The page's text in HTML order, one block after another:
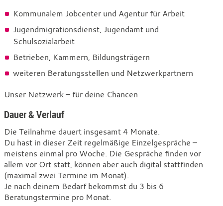
Kommunalem Jobcenter und Agentur für Arbeit
Jugendmigrationsdienst, Jugendamt und
Schulsozialarbeit
Betrieben, Kammern, Bildungsträgern
weiteren Beratungsstellen und Netzwerkpartnern
Unser Netzwerk – für deine Chancen
Dauer & Verlauf
Die Teilnahme dauert insgesamt 4 Monate.
Du hast in dieser Zeit regelmäßige Einzelgespräche –
meistens einmal pro Woche. Die Gespräche finden vor
allem vor Ort statt, können aber auch digital stattfinden
(maximal zwei Termine im Monat).
Je nach deinem Bedarf bekommst du 3 bis 6
Beratungstermine pro Monat.